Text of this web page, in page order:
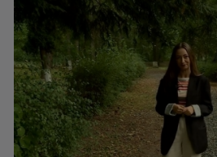
DESCRIPTIO MOLDAVIAE
Reportaj de călătorie & gastronomie
ALEXANDRU PUGNA
Realizatorul emisiunii ”Cântec și